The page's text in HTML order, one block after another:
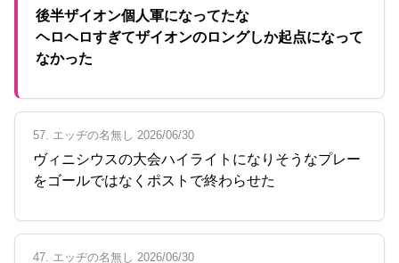
後半ザイオン個人軍になってたな
ヘロヘロすぎてザイオンのロングしか起点になって
なかった
57. エッヂの名無し 2026/06/30
ヴィニシウスの大会ハイライトになりそうなプレー
をゴールではなくポストで終わらせた
47. エッヂの名無し 2026/06/30